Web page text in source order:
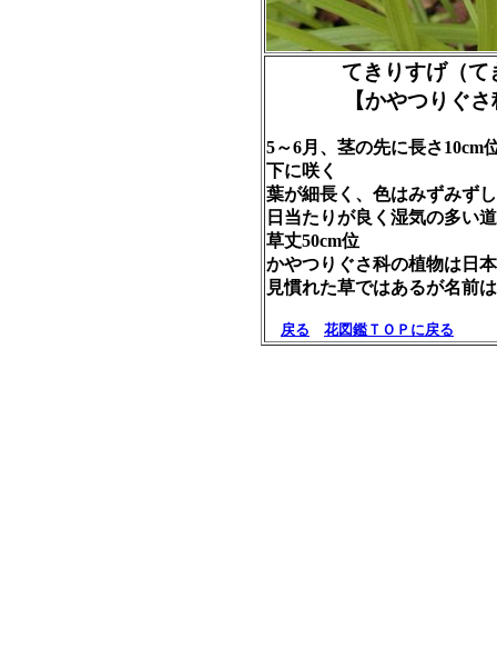
てきりすげ（て
【かやつりぐ
5～6月、茎の先に長さ10cm
下に咲く
葉が細長く、色はみずみず
日当たりが良く湿気の多い
草丈50cm位
かやつりぐさ科の植物は日
見慣れた草ではあるが名前
戻る 花図鑑ＴＯＰに戻る